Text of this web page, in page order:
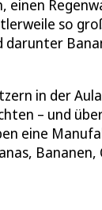
einen
so
in der
– und
eine
Bananen,